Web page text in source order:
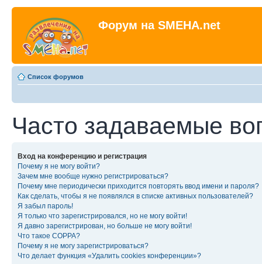
Форум на SMEHA.net
Список форумов
Часто задаваемые
Вход на конференцию и регистрация
Почему я не могу войти?
Зачем мне вообще нужно регистрироваться?
Почему мне периодически приходится повторять ввод имени и пароля?
Как сделать, чтобы я не появлялся в списке активных пользователей?
Я забыл пароль!
Я только что зарегистрировался, но не могу войти!
Я давно зарегистрирован, но больше не могу войти!
Что такое COPPA?
Почему я не могу зарегистрироваться?
Что делает функция «Удалить cookies конференции»?